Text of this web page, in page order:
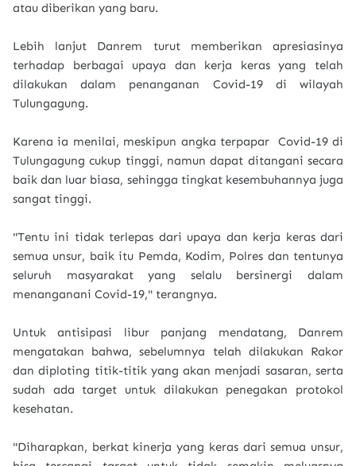
atau diberikan yang baru.
Lebih lanjut Danrem turut memberikan apresiasinya
terhadap berbagai upaya dan kerja keras yang telah
dilakukan dalam penanganan Covid-19 di wilayah
Tulungagung.
Karena ia menilai, meskipun angka terpapar Covid-19 di
Tulungagung cukup tinggi, namun dapat ditangani secara
baik dan luar biasa, sehingga tingkat kesembuhannya juga
sangat tinggi.
"Tentu ini tidak terlepas dari upaya dan kerja keras dari
semua unsur, baik itu Pemda, Kodim, Polres dan tentunya
seluruh masyarakat yang selalu bersinergi dalam
menanganani Covid-19," terangnya.
Untuk antisipasi libur panjang mendatang, Danrem
mengatakan bahwa, sebelumnya telah dilakukan Rakor
dan diploting titik-titik yang akan menjadi sasaran, serta
sudah ada target untuk dilakukan penegakan protokol
kesehatan.
"Diharapkan, berkat kinerja yang keras dari semua unsur,